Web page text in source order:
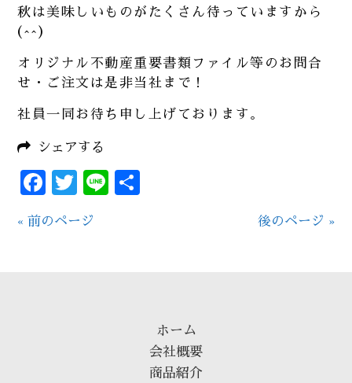
秋は美味しいものがたくさん待っていますから
(^^)
オリジナル不動産重要書類ファイル等のお問合
せ・ご注文は是非当社まで！
社員一同お待ち申し上げております。
シェアする
Facebook
Twitter
Line
« 前のページ 後のページ »
ホーム
会社概要
商品紹介